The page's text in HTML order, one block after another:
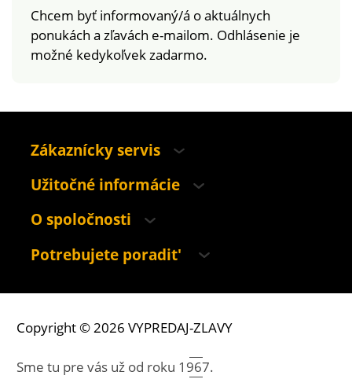
Chcem byť informovaný/á o aktuálnych
ponukách a zľavách e-mailom. Odhlásenie je
možné kedykoľvek zadarmo.
Zákaznícky servis
Užitočné informácie
O spoločnosti
Potrebujete poradit'
Copyright © 2026 VYPREDAJ-ZLAVY
Sme tu pre vás už od roku 1967.